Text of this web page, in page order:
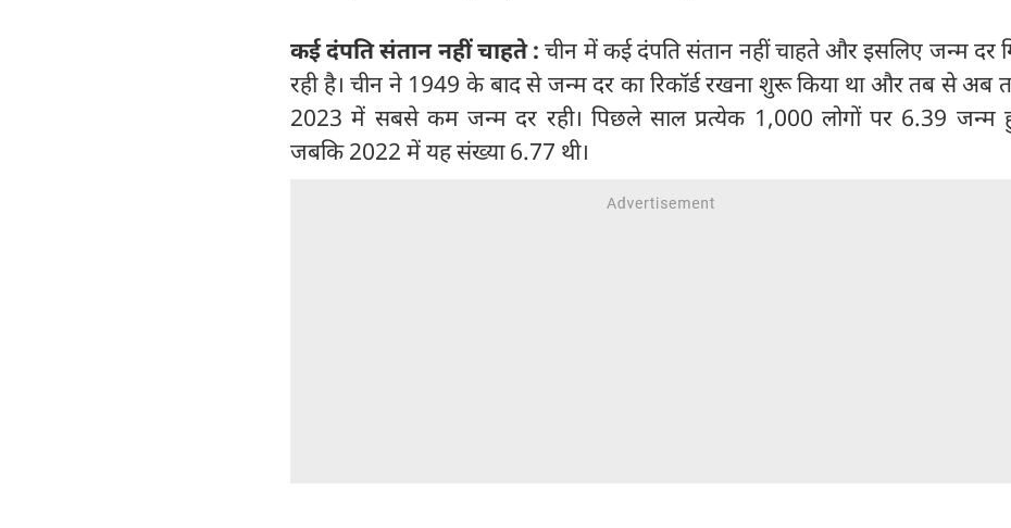
कई दंपति संतान नहीं चाहते :चीन में कई दंपति संतान नहीं चाहते और इसलिए जन्म दर
रही है। चीन ने 1949 के बाद से जन्म दर का रिकॉर्ड रखना शुरू किया था और तब से अब
2023 में सबसे कम जन्म दर रही। पिछले साल प्रत्येक 1,000 लोगों पर 6.39 जन्म
जबकि 2022 में यह संख्या 6.77 थी।